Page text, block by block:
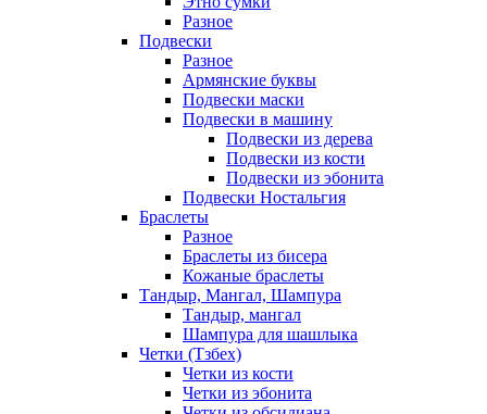
Разное
Подвески
Разное
Армянские буквы
Подвески маски
Подвески в машину
Подвески из дерева
Подвески из кости
Подвески из эбонита
Подвески Ностальгия
Браслеты
Разное
Браслеты из бисера
Кожаные браслеты
Тандыр, Мангал, Шампура
Тандыр, мангал
Шампура для шашлыка
Четки (Тзбех)
Четки из кости
Четки из эбонита